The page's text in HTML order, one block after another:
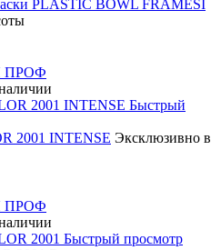
PLASTIC BOWL FRAMESI
ПРОФ
Быстрый
2001 INTENSE Эксклюзивно в
ПРОФ
Быстрый просмотр